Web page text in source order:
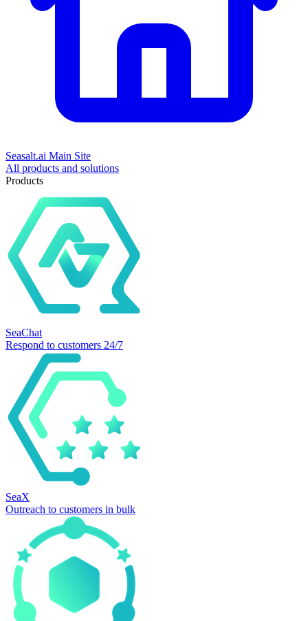
Seasalt.ai Main Site
All products and solutions
Products
SeaChat
Respond to customers 24/7
SeaX
Outreach to customers in bulk